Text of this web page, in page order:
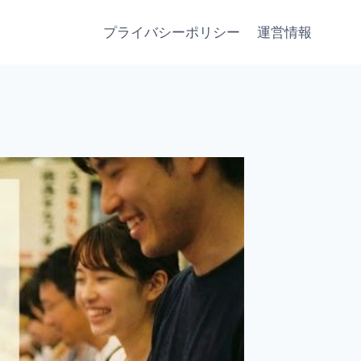
プライバシーポリシー 運営情報